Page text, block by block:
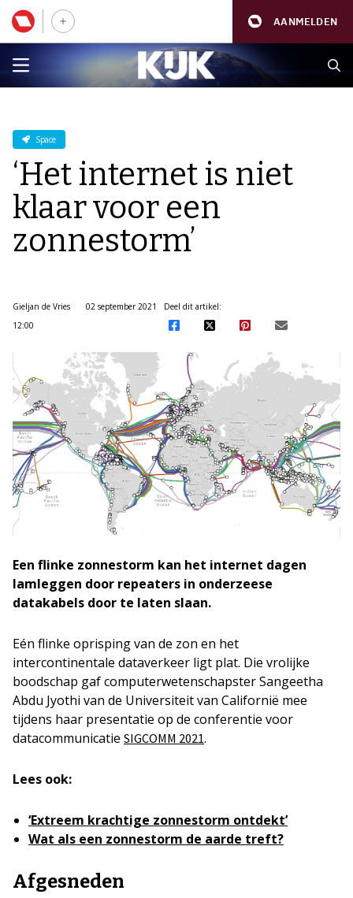
AANMELDEN
Space
‘Het internet is niet
klaar voor een
zonnestorm’
Gieljan de Vries
02 september 2021
12:00
Deel dit artikel:
Een flinke zonnestorm kan het internet dagen
lamleggen door repeaters in onderzeese
datakabels door te laten slaan.
Eén flinke oprisping van de zon en het
intercontinentale dataverkeer ligt plat. Die vrolijke
boodschap gaf computerwetenschapster Sangeetha
Abdu Jyothi van de Universiteit van Californië mee
tijdens haar presentatie op de conferentie voor
datacommunicatie SIGCOMM 2021.
Lees ook:
‘Extreem krachtige zonnestorm ontdekt’
Wat als een zonnestorm de aarde treft?
Afgesneden